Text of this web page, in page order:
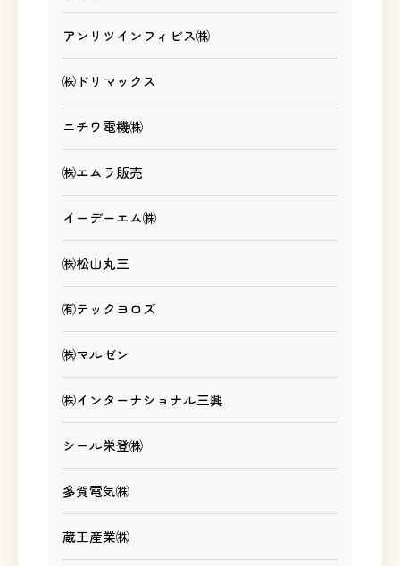
アンリツインフィビス㈱
㈱ドリマックス
ニチワ電機㈱
㈱エムラ販売
イーデーエム㈱
㈱松山丸三
㈲テックヨロズ
㈱マルゼン
㈱インターナショナル三興
シール栄登㈱
多賀電気㈱
蔵王産業㈱